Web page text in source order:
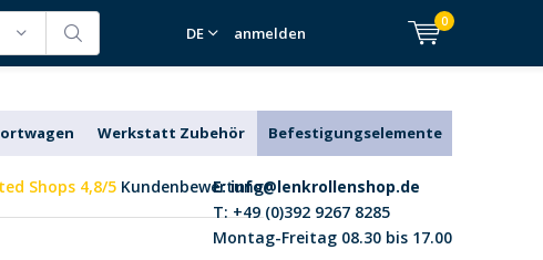
DE anmelden
0
Werkstatt Zubehör Befestigungselemente
Shops 4,8/5 Kundenbewertung
E:info@lenkrollenshop.de
T: +49 (0)392 9267 8285
Montag-Freitag 08.30 bis 17.00